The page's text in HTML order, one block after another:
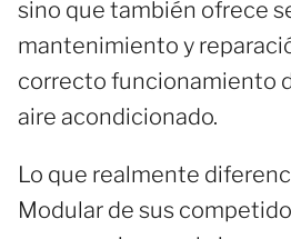
sino que también ofrece
mantenimiento y
correcto funcionamiento
aire acondicionado.
Lo que realmente
Modular de sus